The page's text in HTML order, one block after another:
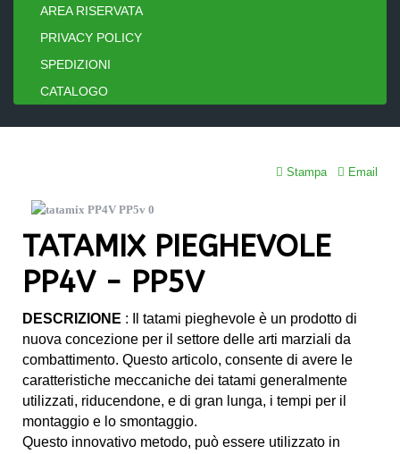
AREA RISERVATA
PRIVACY POLICY
SPEDIZIONI
CATALOGO
Stampa Email
TATAMIX PIEGHEVOLE
PP4V - PP5V
DESCRIZIONE : Il tatami pieghevole è un prodotto di
nuova concezione per il settore delle arti marziali da
combattimento. Questo articolo, consente di avere le
caratteristiche meccaniche dei tatami generalmente
utilizzati, riducendone, e di gran lunga, i tempi per il
montaggio e lo smontaggio.
Questo innovativo metodo, può essere utilizzato in